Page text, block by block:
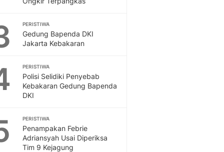
PERISTIWA
Gedung Bapenda DKI
Jakarta Kebakaran
PERISTIWA
Polisi Selidiki Penyebab
Kebakaran Gedung Bapenda
DKI
PERISTIWA
Penampakan Febrie
Adriansyah Usai Diperiksa
Tim 9 Kejagung